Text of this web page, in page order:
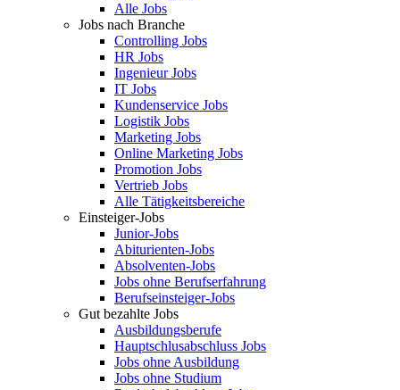
Alle Jobs
Jobs nach Branche
Controlling Jobs
HR Jobs
Ingenieur Jobs
IT Jobs
Kundenservice Jobs
Logistik Jobs
Marketing Jobs
Online Marketing Jobs
Promotion Jobs
Vertrieb Jobs
Alle Tätigkeitsbereiche
Einsteiger-Jobs
Junior-Jobs
Abiturienten-Jobs
Absolventen-Jobs
Jobs ohne Berufserfahrung
Berufseinsteiger-Jobs
Gut bezahlte Jobs
Ausbildungsberufe
Hauptschlusabschluss Jobs
Jobs ohne Ausbildung
Jobs ohne Studium